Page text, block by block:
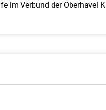
im Verbund der Oberhavel